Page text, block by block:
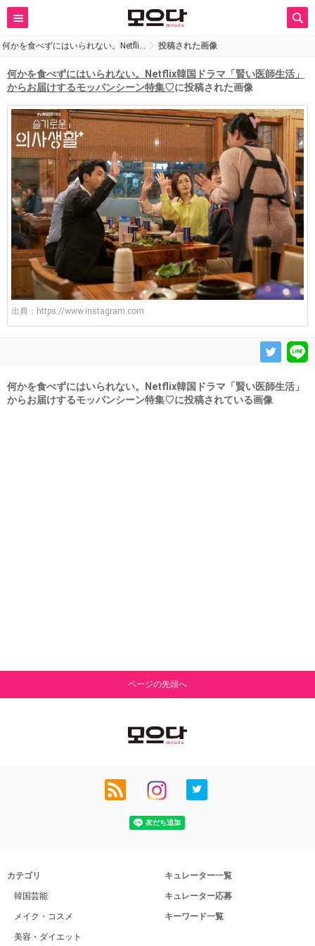
何かを食べずにはいられない。Netfli… 投稿された画像
何かを食べずにはいられない。Netflix韓国ドラマ「賢い医師生活」
からお届けするモッパンシーン特集♡に投稿された画像
出典： https://www.instagram.com
何かを食べずにはいられない。Netflix韓国ドラマ「賢い医師生活」
からお届けするモッパンシーン特集♡に投稿されている画像
ページの先頭へ
カテゴリ
韓国芸能
メイク・コスメ
美容・ダイエット
キュレーター一覧
キュレーター応募
キーワード一覧